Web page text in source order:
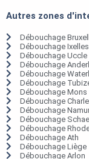
Autres zones
Débouchage
Débouchage Ixelles
Débouchage Uccle
Débouchage
Débouchage
Débouchage
Débouchage Mons
Débouchage
Débouchage
Débouchage
Débouchage
Débouchage Ath
Débouchage Liège
Débouchage Arlon